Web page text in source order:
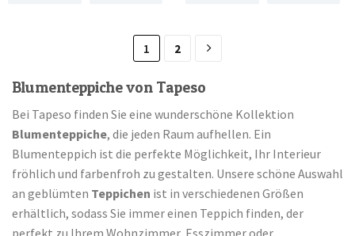
1 2
Blumenteppiche von Tapeso
Bei Tapeso finden Sie eine wunderschöne Kollektion
Blumenteppiche, die jeden Raum aufhellen. Ein
Blumenteppich ist die perfekte Möglichkeit, Ihr Interieur
fröhlich und farbenfroh zu gestalten. Unsere schöne Auswahl
an geblümten Teppichen ist in verschiedenen Größen
erhältlich, sodass Sie immer einen Teppich finden, der